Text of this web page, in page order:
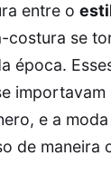
entre o
costura se
época.
importavam
e a
de maneira